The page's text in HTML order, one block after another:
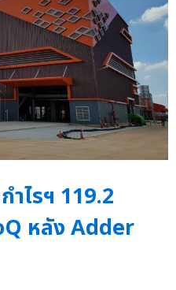
ำไรฯ 119.2
หลัง Adder